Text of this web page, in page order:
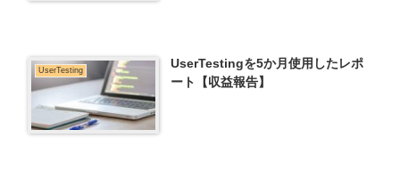
UserTesting
UserTestingを5か月使用したレポ
ート【収益報告】